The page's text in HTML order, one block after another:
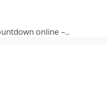
online –...